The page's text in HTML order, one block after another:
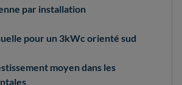
par installation
pour un 3kWc orienté sud
moyen dans les